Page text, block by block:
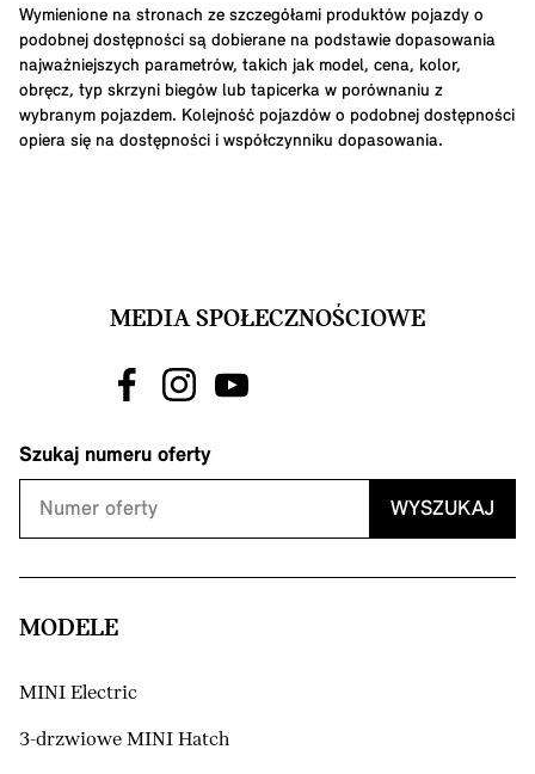
Wymienione na stronach ze szczegółami produktów pojazdy o
podobnej dostępności są dobierane na podstawie dopasowania
najważniejszych parametrów, takich jak model, cena, kolor,
obręcz, typ skrzyni biegów lub tapicerka w porównaniu z
wybranym pojazdem. Kolejność pojazdów o podobnej dostępności
opiera się na dostępności i współczynniku dopasowania.
MEDIA SPOŁECZNOŚCIOWE
Szukaj numeru oferty
WYSZUKAJ
MODELE
MINI Electric
3-drzwiowe MINI Hatch